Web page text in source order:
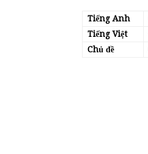
Tiếng Anh
Tiếng Việt
Chủ đề